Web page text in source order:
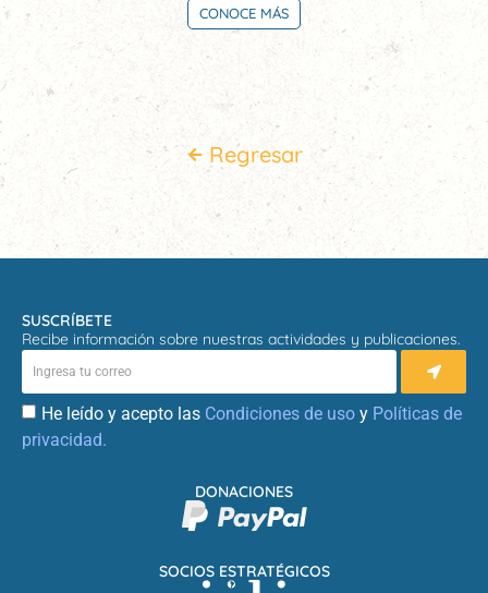
CONOCE MÁS
Regresar
SUSCRÍBETE
Recibe información sobre nuestras actividades y publicaciones.
He leído y acepto las Condiciones de uso y Políticas de
privacidad.
SOCIOS ESTRATÉGICOS
DONACIONES